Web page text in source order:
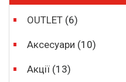
OUTLET (6)
Аксесуари (10)
Акції (13)